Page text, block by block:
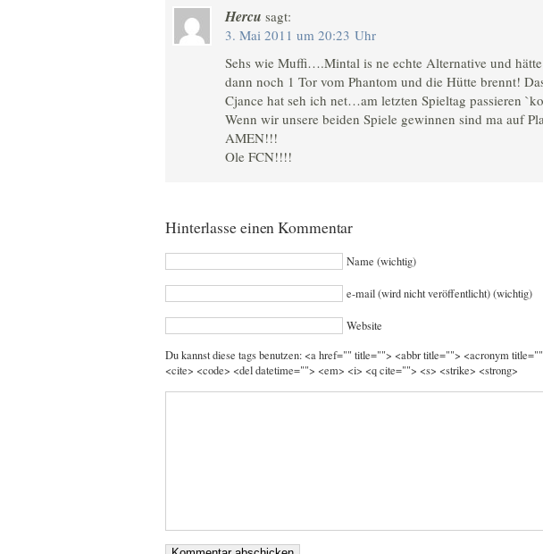
Hercu sagt:
3. Mai 2011 um 20:23 Uhr
Sehs wie Muffi….Mintal is ne echte Alternative und
dann noch 1 Tor vom Phantom und die Hütte brennt!
Cjance hat seh ich net…am letzten Spieltag passieren
Wenn wir unsere beiden Spiele gewinnen sind ma auf
AMEN!!!
Ole FCN!!!!
Hinterlasse einen Kommentar
Name (wichtig)
e-mail (wird nicht veröffentlicht) (wichtig)
Website
Du kannst diese tags benutzen: <a href="" title=""> <abbr title=""> <acronym
<cite> <code> <del datetime=""> <em> <i> <q cite=""> <s> <strike> <strong>